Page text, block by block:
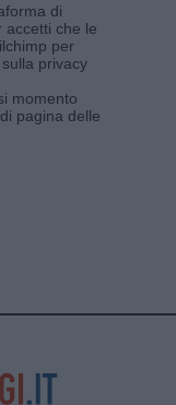
di
accetti che le
per
privacy
momento
pagina delle